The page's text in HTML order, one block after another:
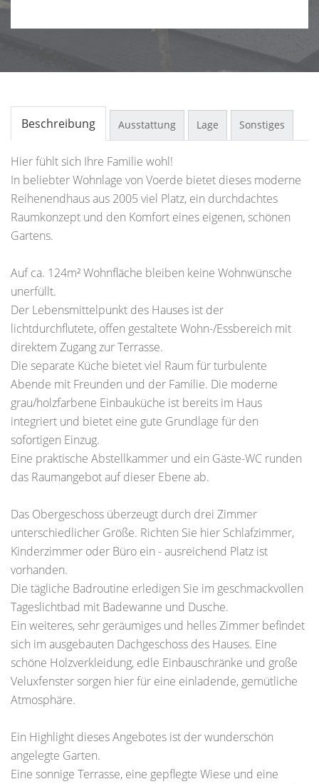
Beschreibung Ausstattung Lage Sonstiges
Hier fühlt sich Ihre Familie wohl!
In beliebter Wohnlage von Voerde bietet dieses moderne
Reihenendhaus aus 2005 viel Platz, ein durchdachtes
Raumkonzept und den Komfort eines eigenen, schönen
Gartens.
Auf ca. 124m² Wohnfläche bleiben keine Wohnwünsche
unerfüllt.
Der Lebensmittelpunkt des Hauses ist der
lichtdurchflutete, offen gestaltete Wohn-/Essbereich mit
direktem Zugang zur Terrasse.
Die separate Küche bietet viel Raum für turbulente
Abende mit Freunden und der Familie. Die moderne
grau/holzfarbene Einbauküche ist bereits im Haus
integriert und bietet eine gute Grundlage für den
sofortigen Einzug.
Eine praktische Abstellkammer und ein Gäste-WC runden
das Raumangebot auf dieser Ebene ab.
Das Obergeschoss überzeugt durch drei Zimmer
unterschiedlicher Größe. Richten Sie hier Schlafzimmer,
Kinderzimmer oder Büro ein - ausreichend Platz ist
vorhanden.
Die tägliche Badroutine erledigen Sie im geschmackvollen
Tageslichtbad mit Badewanne und Dusche.
Ein weiteres, sehr geräumiges und helles Zimmer befindet
sich im ausgebauten Dachgeschoss des Hauses. Eine
schöne Holzverkleidung, edle Einbauschränke und große
Veluxfenster sorgen hier für eine einladende, gemütliche
Atmosphäre.
Ein Highlight dieses Angebotes ist der wunderschön
angelegte Garten.
Eine sonnige Terrasse, eine gepflegte Wiese und eine